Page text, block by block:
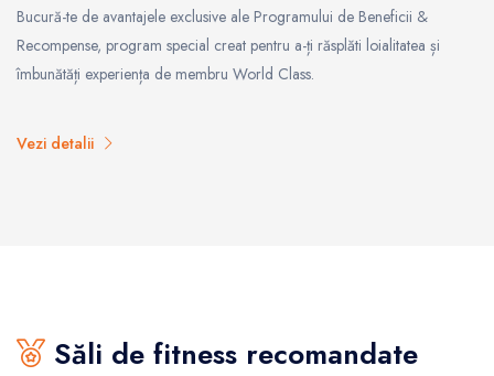
Bucură-te de avantajele exclusive ale Programului de Beneficii &
Recompense, program special creat pentru a-ți răsplăti loialitatea și
îmbunătăți experiența de membru World Class.
Vezi detalii
Săli de fitness recomandate